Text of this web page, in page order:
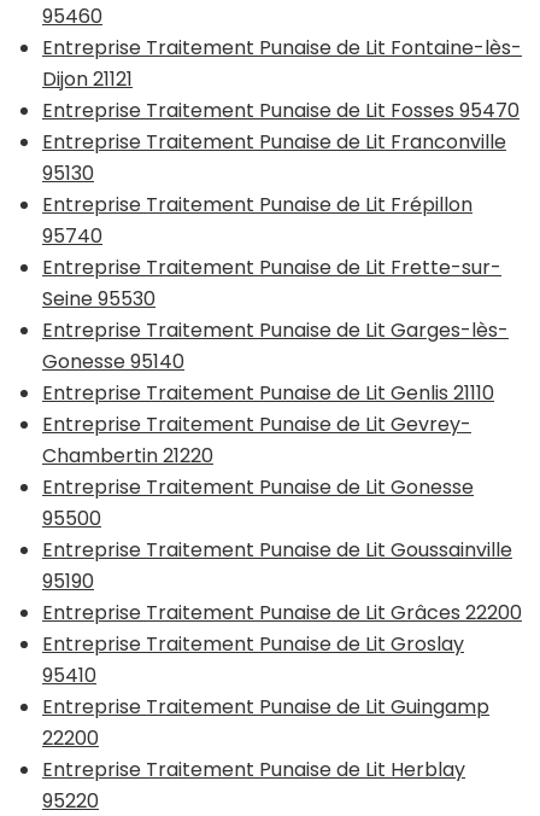
95460
Entreprise Traitement Punaise de Lit Fontaine-lès-
Dijon 21121
Entreprise Traitement Punaise de Lit Fosses 95470
Entreprise Traitement Punaise de Lit Franconville
95130
Entreprise Traitement Punaise de Lit Frépillon
95740
Entreprise Traitement Punaise de Lit Frette-sur-
Seine 95530
Entreprise Traitement Punaise de Lit Garges-lès-
Gonesse 95140
Entreprise Traitement Punaise de Lit Genlis 21110
Entreprise Traitement Punaise de Lit Gevrey-
Chambertin 21220
Entreprise Traitement Punaise de Lit Gonesse
95500
Entreprise Traitement Punaise de Lit Goussainville
95190
Entreprise Traitement Punaise de Lit Grâces 22200
Entreprise Traitement Punaise de Lit Groslay
95410
Entreprise Traitement Punaise de Lit Guingamp
22200
Entreprise Traitement Punaise de Lit Herblay
95220